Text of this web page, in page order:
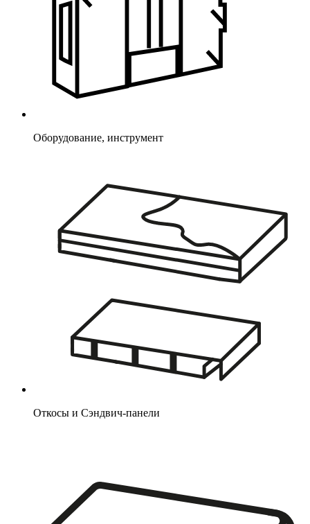
Оборудование, инструмент
Откосы и Сэндвич-панели